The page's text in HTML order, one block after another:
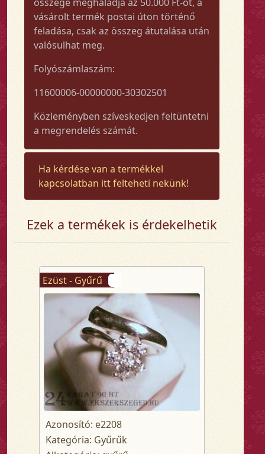
vásárolt termék postai úton történő
feladása, csak az összeg átutalása után
valósulhat meg.
Folyószámlaszám:
11600006-00000000-30302501
Közleményben szíveskedjen feltüntetni
a megrendelés számát.
Ha kérdése van a termékkel
kapcsolatban itt felteheti nekünk!
Ezek a termékek is érdekelhetik
Ezüst - Gyűrű
Azonosító: e2208
Kategória: Gyűrűk